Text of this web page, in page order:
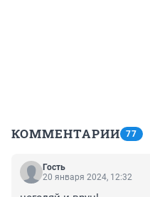
КОММЕНТАРИИ 77
Гость
20 января 2024, 12:32